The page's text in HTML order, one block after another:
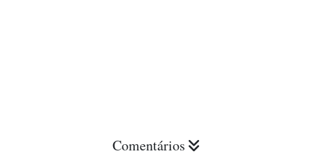
Comentários